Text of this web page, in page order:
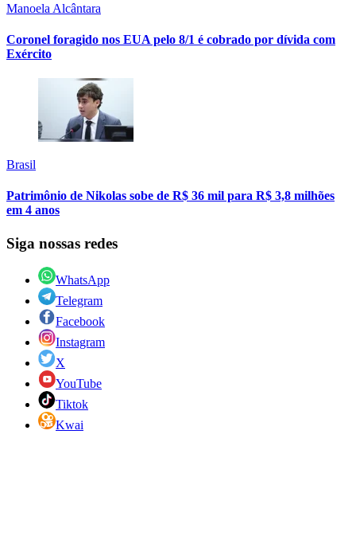
Manoela Alcântara
Coronel foragido nos EUA pelo 8/1 é cobrado por dívida com
Exército
Brasil
Patrimônio de Nikolas sobe de R$ 36 mil para R$ 3,8 milhões
em 4 anos
Siga nossas redes
WhatsApp
Telegram
Facebook
Instagram
X
YouTube
Tiktok
Kwai